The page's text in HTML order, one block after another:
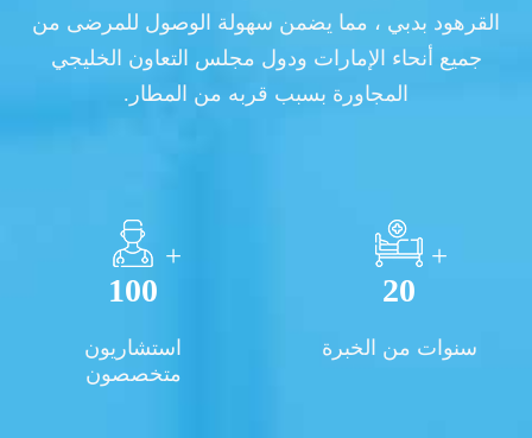
القرهود بدبي ، مما يضمن سهولة الوصول للمرضى من
جميع أنحاء الإمارات ودول مجلس التعاون الخليجي
المجاورة بسبب قربه من المطار.
20
+
سنوات من الخبرة
100
+
استشاريون
متخصصون